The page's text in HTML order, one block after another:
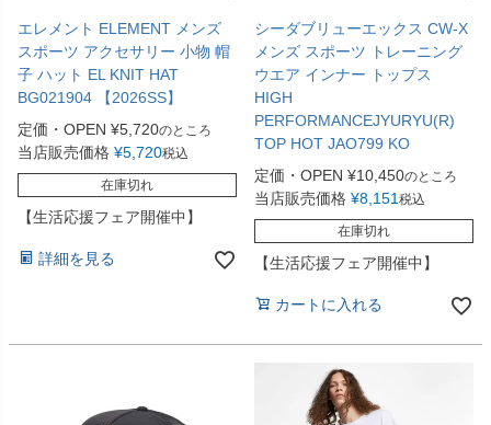
エレメント ELEMENT メンズ
スポーツ アクセサリー 小物 帽
子 ハット EL KNIT HAT
BG021904 【2026SS】
定価・OPEN ¥5,720のところ
当店販売価格 ¥5,720税込
在庫切れ
【生活応援フェア開催中】
詳細を見る
シーダブリューエックス CW-X
メンズ スポーツ トレーニング
ウエア インナー トップス
HIGH
PERFORMANCEJYURYU(R)
TOP HOT JAO799 KO
定価・OPEN ¥10,450のところ
当店販売価格 ¥8,151 税込
在庫切れ
【生活応援フェア開催中】
カートに入れる